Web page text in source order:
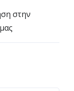
στην